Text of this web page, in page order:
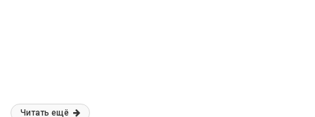
Читать ещё